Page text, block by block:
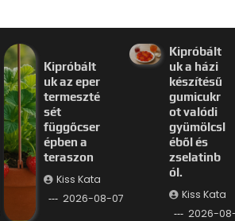
Kipróbált
uk az eper
termeszté
sét
függőcser
épben a
teraszon
Kiss Kata
2026-08-07
Kipróbált
uk a házi
készítésű
gumicukr
ot valódi
gyümölcsl
éből és
zselatinb
ól.
Kiss Kata
2026-